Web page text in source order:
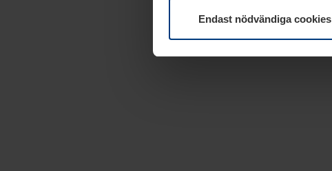
Endast nödvändiga cookies